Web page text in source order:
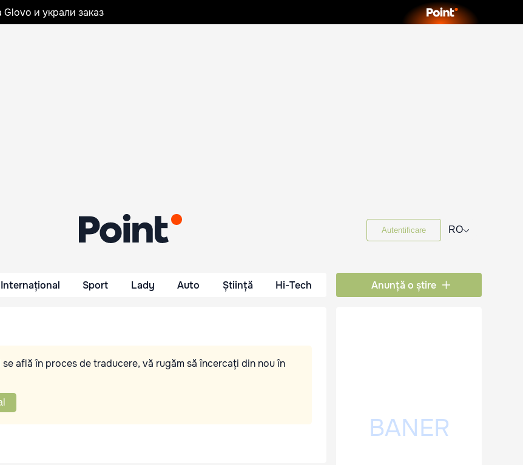
и украли заказ
Autentificare RO⌵
Internațional Sport Lady Auto Știință Hi-Tech Anunță o știre
află în proces de traducere, vă rugăm să încercați din nou în